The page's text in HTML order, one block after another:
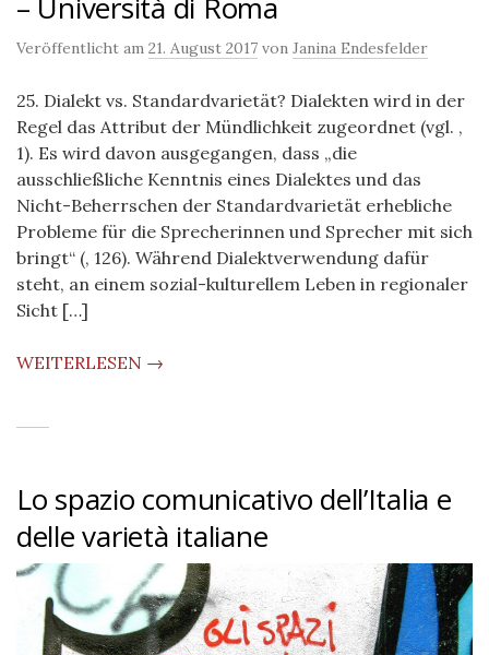
Veröffentlicht am 21. August 2017 von Janina Endesfelder
25. Dialekt vs. Standardvarietät? Dialekten wird in der
Regel das Attribut der Mündlichkeit zugeordnet (vgl. ,
1). Es wird davon ausgegangen, dass „die
ausschließliche Kenntnis eines Dialektes und das
Nicht-Beherrschen der Standardvarietät erhebliche
Probleme für die Sprecherinnen und Sprecher mit sich
bringt“ (, 126). Während Dialektverwendung dafür
steht, an einem sozial-kulturellem Leben in regionaler
Sicht […]
WEITERLESEN →
Lo spazio comunicativo dell’Italia e
delle varietà italiane